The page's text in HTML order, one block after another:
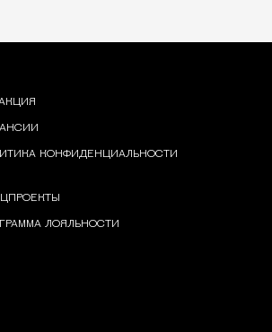
КОНФИДЕНЦИАЛЬНОСТИ
ЛОЯЛЬНОСТИ